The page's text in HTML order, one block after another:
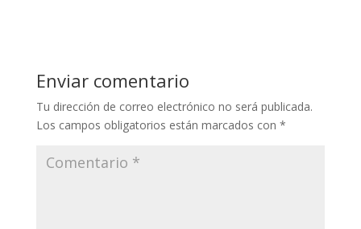
Enviar comentario
Tu dirección de correo electrónico no será publicada.
Los campos obligatorios están marcados con *